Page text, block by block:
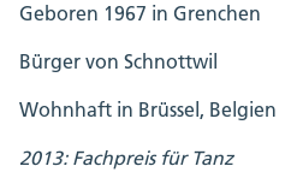
Geboren 1967 in Grenchen
Bürger von Schnottwil
Wohnhaft in Brüssel, Belgien
2013: Fachpreis für Tanz